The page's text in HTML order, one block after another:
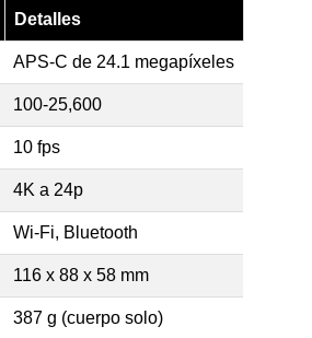
Detalles
APS-C de 24.1 megapíxeles
100-25,600
10 fps
4K a 24p
Wi-Fi, Bluetooth
116 x 88 x 58 mm
387 g (cuerpo solo)